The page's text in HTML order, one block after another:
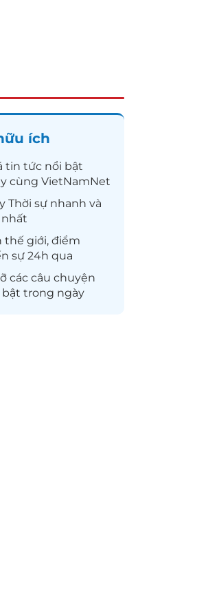
ích
tin tức nổi bật
cùng VietNamNet
Thời sự nhanh và
thế giới, điểm
sự 24h qua
các câu chuyện
trong ngày